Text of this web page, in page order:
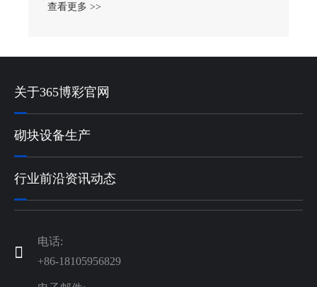
查看更多 >>
关于365博彩官网
砌块设备生产
行业前沿资讯动态

电话:
+86-18105956829